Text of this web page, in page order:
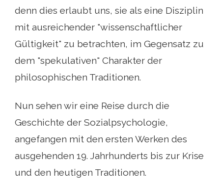
denn dies erlaubt uns, sie als eine Disziplin
mit ausreichender "wissenschaftlicher
Gültigkeit" zu betrachten, im Gegensatz zu
dem "spekulativen" Charakter der
philosophischen Traditionen.
Nun sehen wir eine Reise durch die
Geschichte der Sozialpsychologie,
angefangen mit den ersten Werken des
ausgehenden 19. Jahrhunderts bis zur Krise
und den heutigen Traditionen.